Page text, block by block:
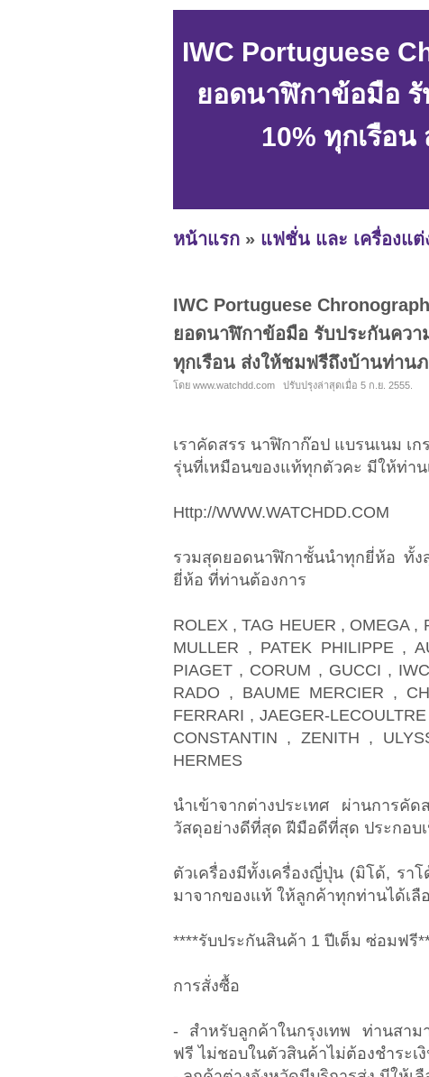
IWC Portuguese
ยอดนาฬิกาข้อมือ รั
10% ทุกเรือ
หน้าแรก » แฟชั่น และ เครื่องแต่
IWC Portuguese
ยอดนาฬิกาข้อมือ รับประกันควา
ทุกเรือน ส่งให้ชมฟรีถึงบ้านท่าน
โดย www.watchdd.com ปรับปรุงล่าสุดเมื่อ 5 ก.ย. 2555.
เราคัดสรร นาฬิกาก๊อป แบรนเนม เ
รุ่นที่เหมือนของแท้ทุกตัวคะ มีให้ท่า
Http://WWW.WATCHDD.COM
รวมสุดยอดนาฬิกาชั้นนำทุกยี่ห้อ ทั้
ยี่ห้อ ที่ท่านต้องการ
ROLEX , TAG HEUER , OMEGA ,
MULLER , PATEK PHILIPPE ,
PIAGET , CORUM , GUCCI ,
RADO , BAUME MERCIER ,
FERRARI , JAEGER-
CONSTANTIN , ZENITH ,
HERMES
นำเข้าจากต่างประเทศ ผ่านการคั
วัสดุอย่างดีที่สุด ฝีมือดีที่สุด ประกอบ
ตัวเครื่องมีทั้งเครื่องญี่ปุ่น (มิโด้, รา
มาจากของแท้ ให้ลูกค้าทุกท่านได้เ
****รับประกันสินค้า 1 ปีเต็ม ซ่อมฟรี
การสั่งซื้อ
- สำหรับลูกค้าในกรุงเทพ ท่านสา
ฟรี ไม่ชอบในตัวสินค้าไม่ต้องชำระเ